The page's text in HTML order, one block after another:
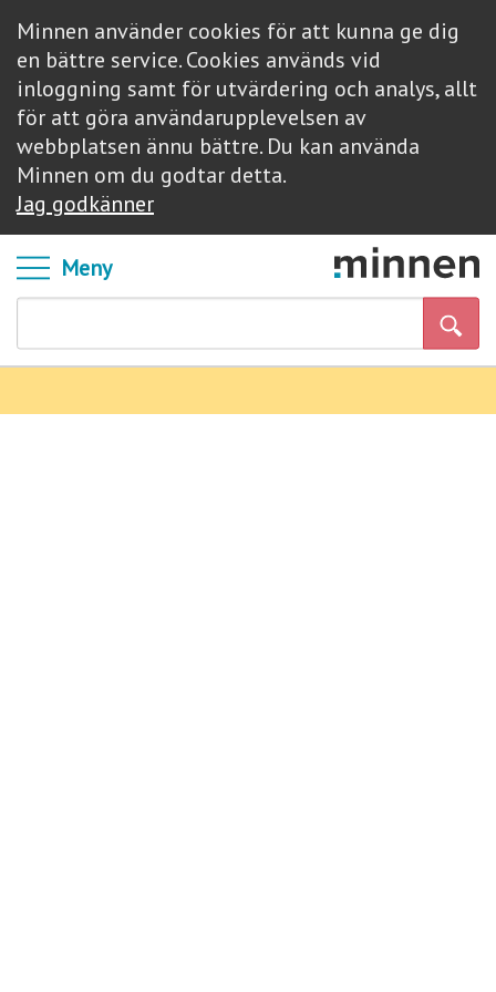
Minnen använder cookies för att kunna ge dig
en bättre service. Cookies används vid
inloggning samt för utvärdering och analys, allt
för att göra användarupplevelsen av
webbplatsen ännu bättre. Du kan använda
Minnen om du godtar detta.
Jag godkänner
Meny